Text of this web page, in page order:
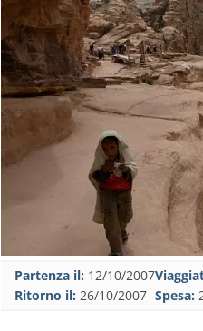
Partenza il: 12/10/2007
Ritorno il: 26/10/2007 Spesa: